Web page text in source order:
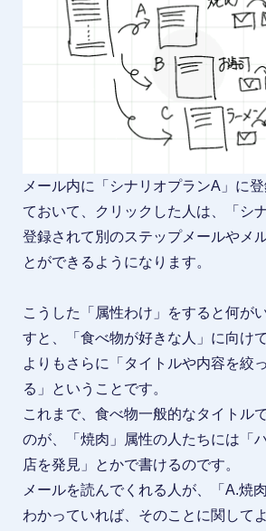
メール内に「シナリオプランA」に
ておいて、クリックした人は、「シ
登録されて別のステップメールやメ
とができるようになります。
こうした「属性わけ」をすると何が
すと、「食べ物が好きな人」に向け
よりもさらに「タイトルや内容を絞
る」ということです。
これまで、食べ物一般的なタイトル
のが、「焼肉」属性の人たちには「
店を発見」とかで書けるのです。
メールを読んでくれる人が、「A.焼
わかっていれば、そのことに関して